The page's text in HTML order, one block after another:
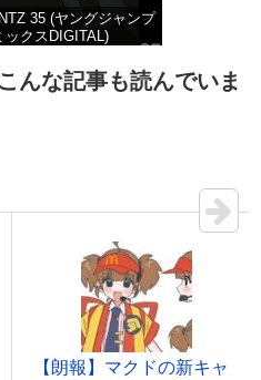
35 (ヤングジャンプ
ックスDIGITAL)
価格：¥100
んな記事も読んでいま
【朗報】マクドの新キャ